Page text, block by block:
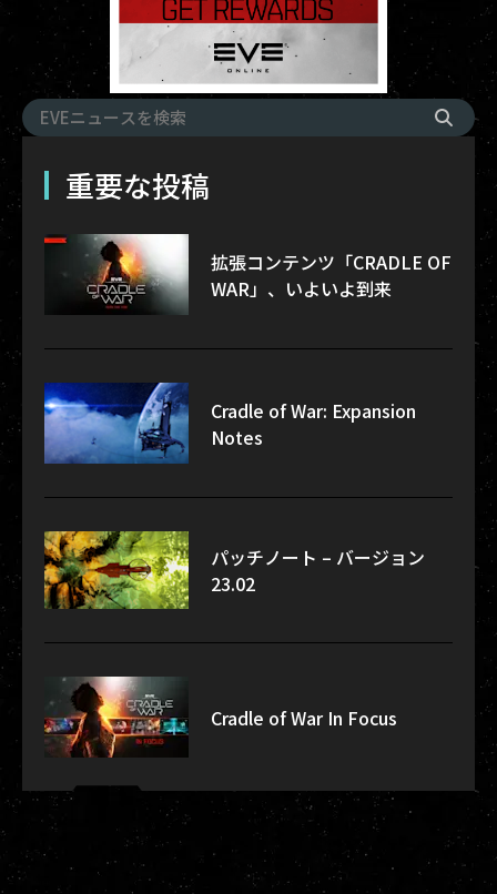
重要な投稿
拡張コンテンツ「CRADLE OF
WAR」、いよいよ到来
Cradle of War: Expansion
Notes
パッチノート – バージョン
23.02
Cradle of War In Focus